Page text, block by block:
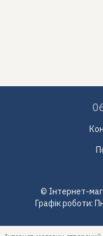
© Інтернет-
Графік роботи: